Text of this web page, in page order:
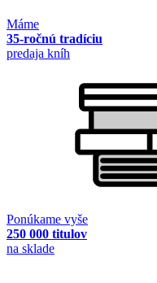
Máme
35-ročnú tradíciu
predaja kníh
Ponúkame vyše
250 000 titulov
na sklade